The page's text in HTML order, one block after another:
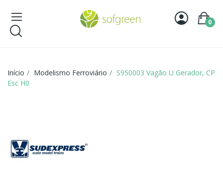
0
Início Modelismo Ferroviário
S950003 Vagão U Gerador, CP
Esc H0